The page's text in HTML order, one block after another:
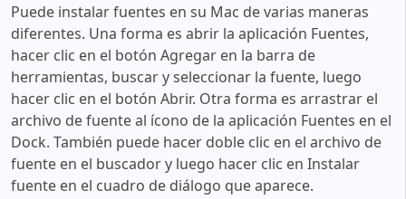
Puede instalar fuentes en su Mac de varias maneras
diferentes. Una forma es abrir la aplicación Fuentes,
hacer clic en el botón Agregar en la barra de
herramientas, buscar y seleccionar la fuente, luego
hacer clic en el botón Abrir. Otra forma es arrastrar el
archivo de fuente al ícono de la aplicación Fuentes en el
Dock. También puede hacer doble clic en el archivo de
fuente en el buscador y luego hacer clic en Instalar
fuente en el cuadro de diálogo que aparece.